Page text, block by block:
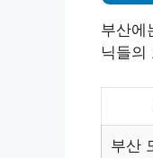
부산에
닉들의
부산